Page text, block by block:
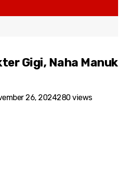
Gigi, Naha Manuk
26, 2024280 views